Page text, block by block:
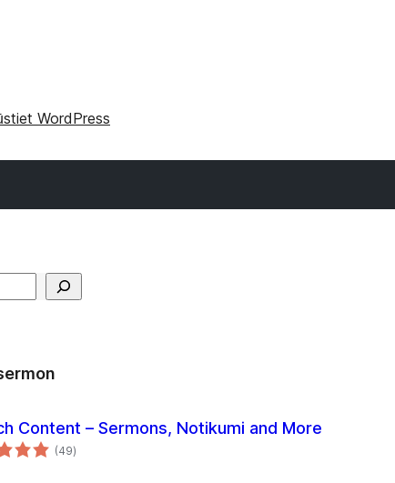
WordPress
Content – Sermons, Notikumi and More
(49vērtējumu
kopsumma
)